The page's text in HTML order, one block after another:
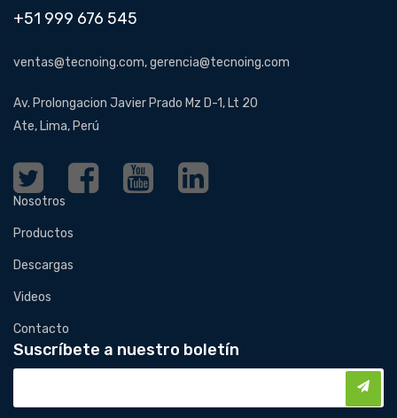
+51 999 676 545
ventas@tecnoing.com, gerencia@tecnoing.com
Av. Prolongacion Javier Prado Mz D-1, Lt 20
Ate, Lima, Perú
Nosotros
Productos
Descargas
Videos
Contacto
Suscríbete a nuestro boletín